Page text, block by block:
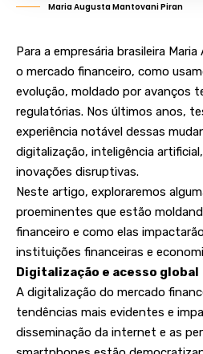
Maria Augusta Mantovani Piran
Para a empresária brasileira
o mercado financeiro, como
evolução, moldado por avanços
regulatórias. Nos últimos anos,
experiência notável dessas
digitalização, inteligência
inovações disruptivas.
Neste artigo, exploraremos
proeminentes que estão
financeiro e como elas
instituições financeiras e
Digitalização e acesso global
A digitalização do mercado
tendências mais evidentes e
disseminação da internet e as